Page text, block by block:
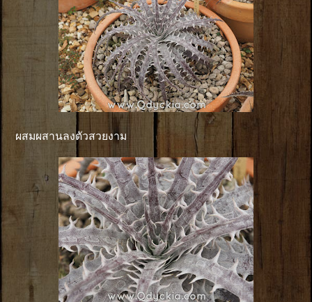
ผสมผสานลงตัวสวยงาม